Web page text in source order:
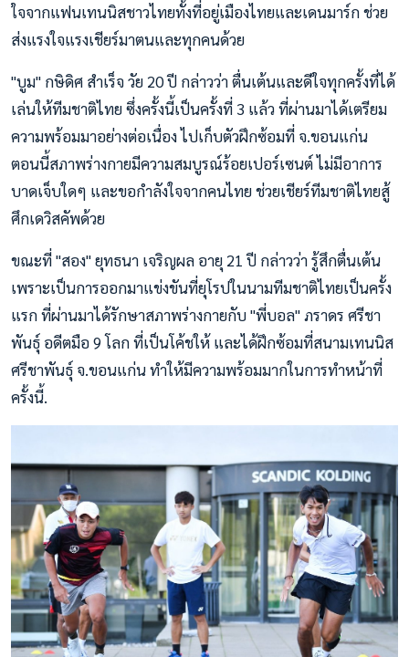
ใจจากแฟนเทนนิสชาวไทยทั้งที่อยู่เมืองไทยและเดนมาร์ก ช่วย
ส่งแรงใจแรงเชียร์มาตนและทุกคนด้วย
"บูม" กษิดิศ สำเร็จ วัย 20 ปี กล่าวว่า ตื่นเต้นและดีใจทุกครั้งที่ได้
เล่นให้ทีมชาติไทย ซึ่งครั้งนี้เป็นครั้งที่ 3 แล้ว ที่ผ่านมาได้เตรียม
ความพร้อมมาอย่างต่อเนื่อง ไปเก็บตัวฝึกซ้อมที่ จ.ขอนแก่น
ตอนนี้สภาพร่างกายมีความสมบูรณ์ร้อยเปอร์เซนต์ ไม่มีอาการ
บาดเจ็บใดๆ และขอกำลังใจจากคนไทย ช่วยเชียร์ทีมชาติไทยสู้
ศึกเดวิสคัพด้วย
ขณะที่ "สอง" ยุทธนา เจริญผล อายุ 21 ปี กล่าวว่า รู้สึกตื่นเต้น
เพราะเป็นการออกมาแข่งขันที่ยุโรปในนามทีมชาติไทยเป็นครั้ง
แรก ที่ผ่านมาได้รักษาสภาพร่างกายกับ "พี่บอล" ภราดร ศรีชา
พันธุ์ อดีตมือ 9 โลก ที่เป็นโค้ชให้ และได้ฝึกซ้อมที่สนามเทนนิส
ศรีชาพันธุ์ จ.ขอนแก่น ทำให้มีความพร้อมมากในการทำหน้าที่
ครั้งนี้.